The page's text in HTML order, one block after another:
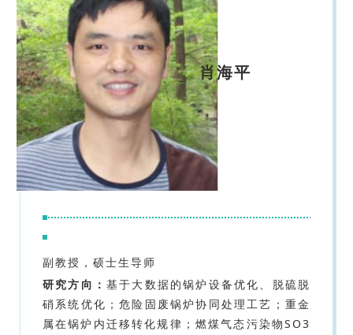
肖海平
副教授，硕士生导师
研究方向： 基于大数据的锅炉设备优化、脱硫脱
硝系统优化；危险固废锅炉协同处理工艺；重金
属在锅炉内迁移转化规律；燃煤气态污染物SO3